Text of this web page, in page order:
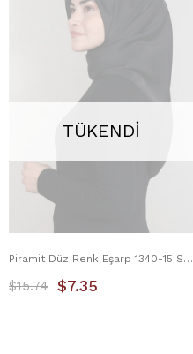
TÜKENDI
Piramit Düz Renk Eşarp 1340-15 Siyah
$7.35
$15.74